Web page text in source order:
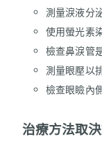
測量淚液分
使用螢光素
檢查鼻淚管
測量眼壓以
檢查眼瞼內
治療方法取